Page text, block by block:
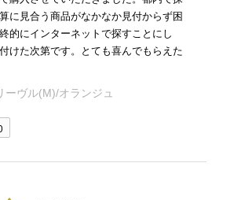
に見合う商品がなかなか見付からず困
的にインターネットで探すことにし
けた次第です。とても喜んでもらえた
ーヴル(M)/オランジュ